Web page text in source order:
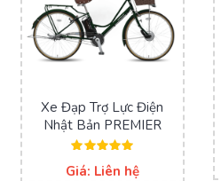
Xe Đạp Trợ Lực Điện
Nhật Bản PREMIER
hạng
Giá: Liên hệ